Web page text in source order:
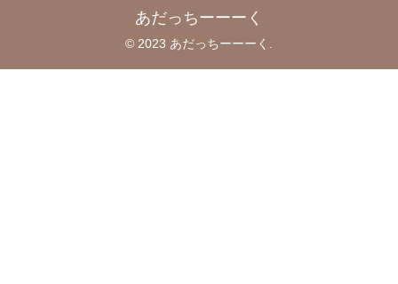
あだっちーーーく
© 2023 あだっちーーーく.